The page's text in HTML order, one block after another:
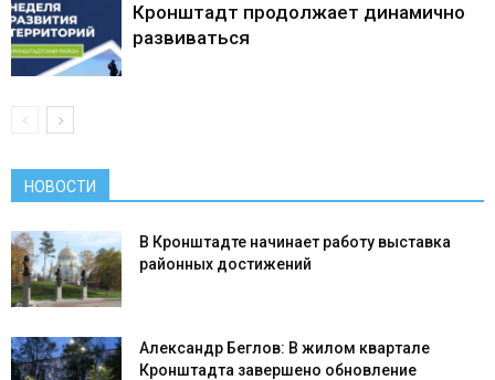
Кронштадт продолжает динамично
развиваться
НОВОСТИ
В Кронштадте начинает работу выставка
районных достижений
Александр Беглов: В жилом квартале
Кронштадта завершено обновление